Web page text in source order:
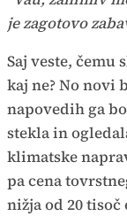
je zagotovo
Saj veste, čemu
kaj ne? No novi
napovedih ga
stekla in
klimatske
pa cena
nižja od 20